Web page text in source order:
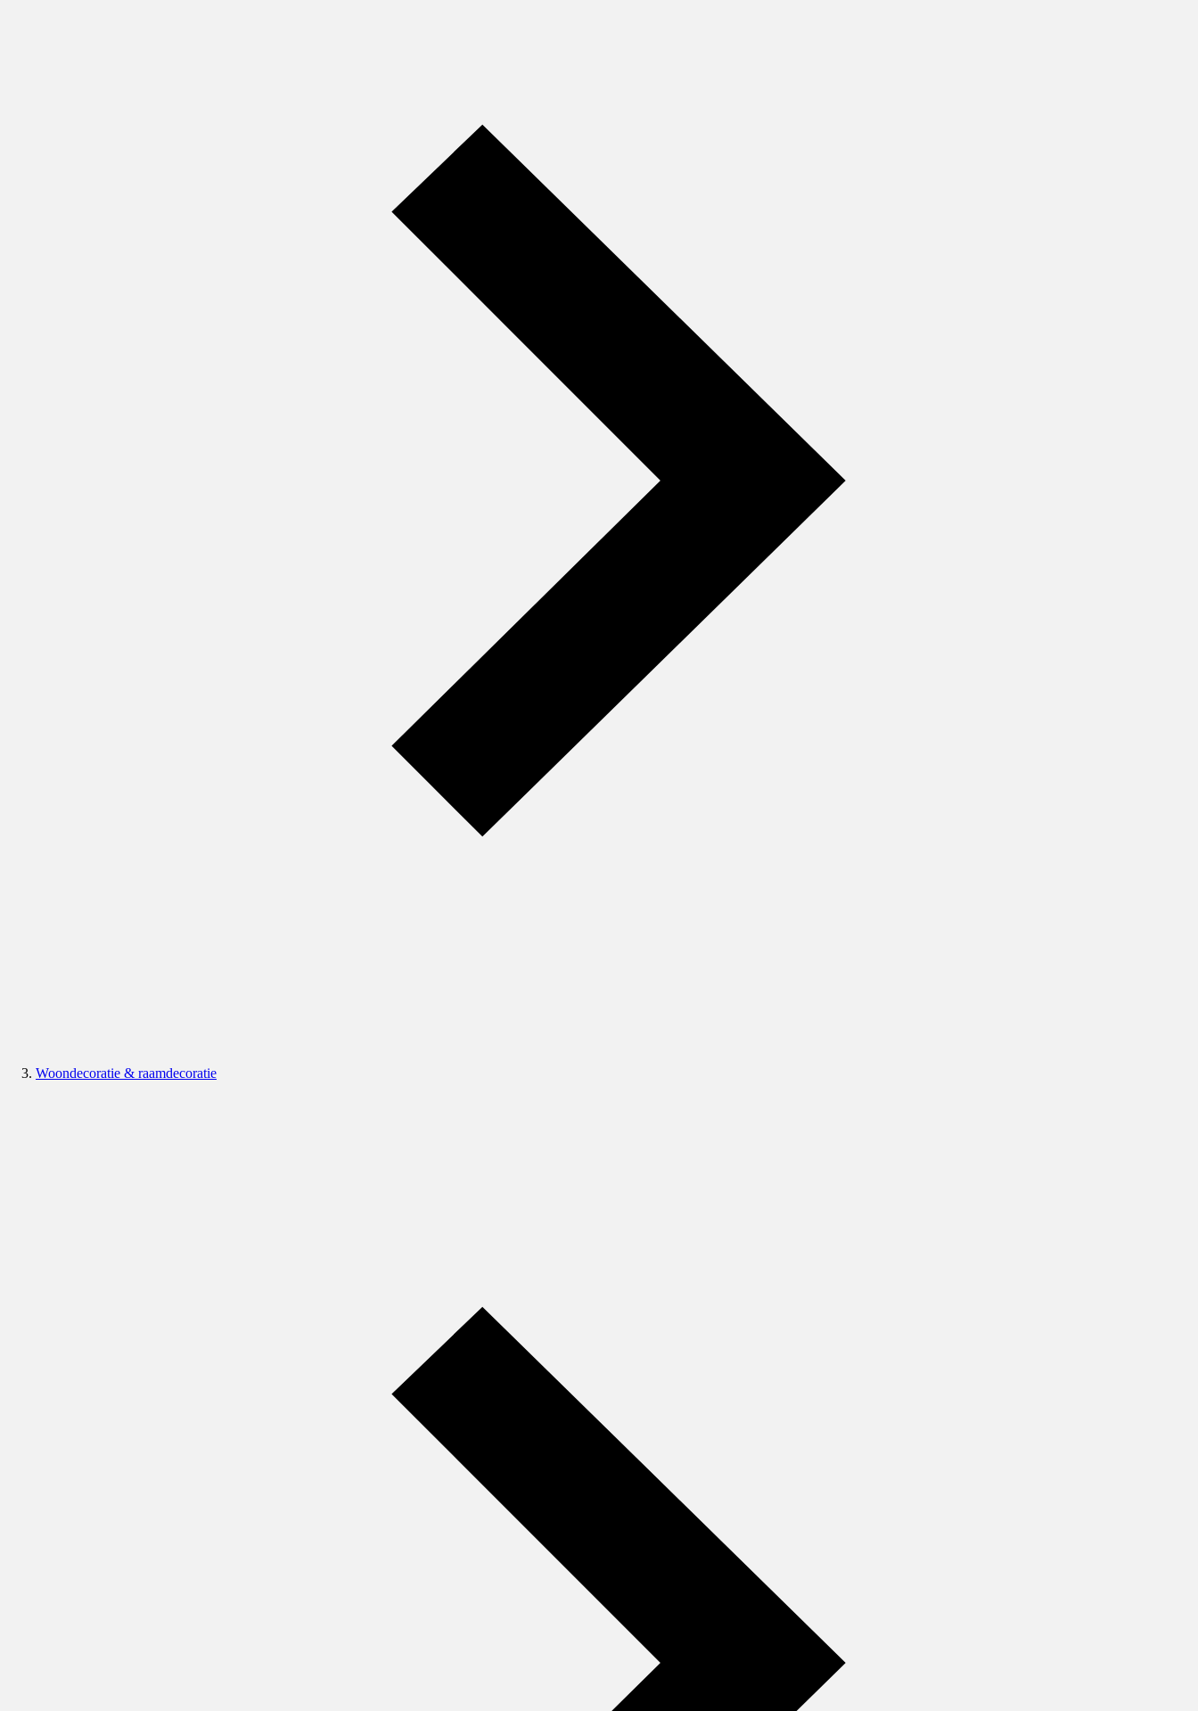
Woondecoratie & raamdecoratie